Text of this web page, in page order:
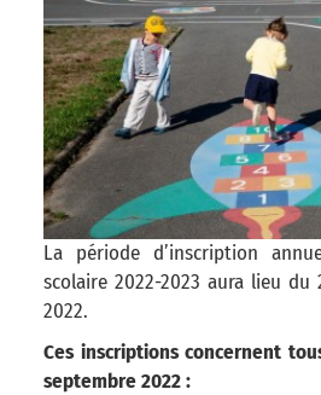
La période d’inscription
scolaire 2022-2023 aura lieu
2022.
Ces inscriptions concernent
septembre 2022 :